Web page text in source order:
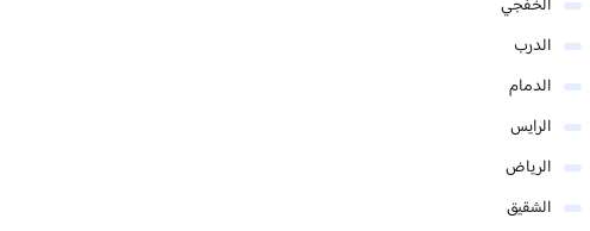
الخفجي
الدرب
الدمام
الرايس
الرياض
الشقيق